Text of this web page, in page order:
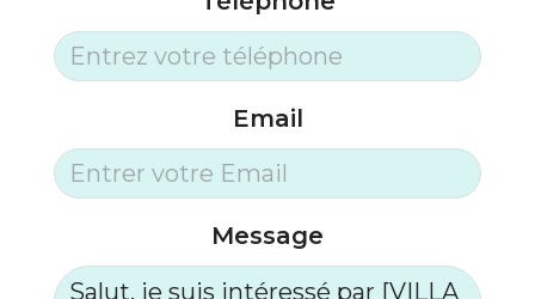
Email
Message